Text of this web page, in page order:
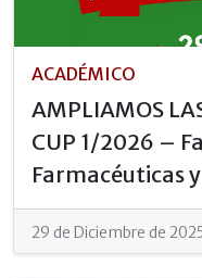
ACADÉMICO
AMPLIAMOS
CUP 1/2026 –
Farmacéuticas
29 de Diciembre de